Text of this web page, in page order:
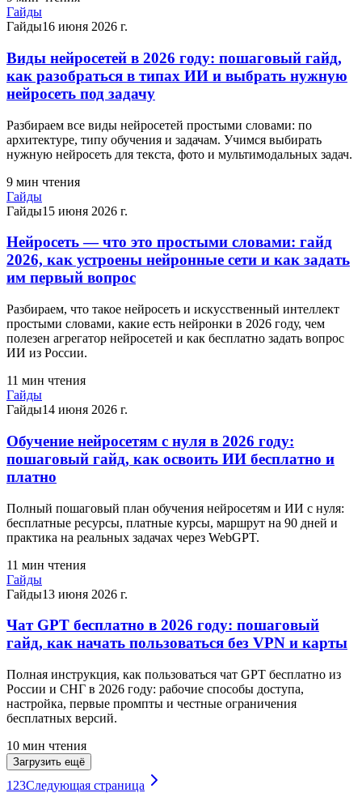
Гайды
Гайды16 июня 2026 г.
Виды нейросетей в 2026 году: пошаговый гайд,
как разобраться в типах ИИ и выбрать нужную
нейросеть под задачу
Разбираем все виды нейросетей простыми словами: по
архитектуре, типу обучения и задачам. Учимся выбирать
нужную нейросеть для текста, фото и мультимодальных задач.
9 мин чтения
Гайды
Гайды15 июня 2026 г.
Нейросеть — что это простыми словами: гайд
2026, как устроены нейронные сети и как задать
им первый вопрос
Разбираем, что такое нейросеть и искусственный интеллект
простыми словами, какие есть нейронки в 2026 году, чем
полезен агрегатор нейросетей и как бесплатно задать вопрос
ИИ из России.
11 мин чтения
Гайды
Гайды14 июня 2026 г.
Обучение нейросетям с нуля в 2026 году:
пошаговый гайд, как освоить ИИ бесплатно и
платно
Полный пошаговый план обучения нейросетям и ИИ с нуля:
бесплатные ресурсы, платные курсы, маршрут на 90 дней и
практика на реальных задачах через WebGPT.
11 мин чтения
Гайды
Гайды13 июня 2026 г.
Чат GPT бесплатно в 2026 году: пошаговый
гайд, как начать пользоваться без VPN и карты
Полная инструкция, как пользоваться чат GPT бесплатно из
России и СНГ в 2026 году: рабочие способы доступа,
настройка, первые промпты и честные ограничения
бесплатных версий.
10 мин чтения
Загрузить ещё
1 23Следующая страница